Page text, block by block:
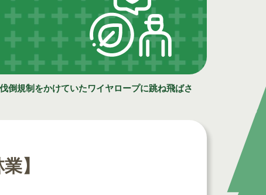
倒規制をかけていたワイヤロープに跳ね飛ばさ
】